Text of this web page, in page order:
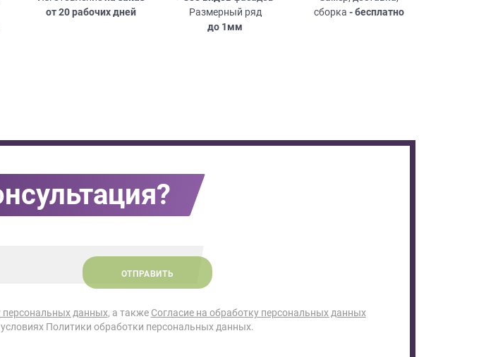
от 20 рабочих дней
Размерный ряд
до 1мм
сборка - бесплатно
ОТПРАВИТЬ
персональных данных, а также Согласие на обработку персональных данных
Политики обработки персональных данных.